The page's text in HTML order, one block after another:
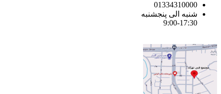
01334310000
شنبه الی پنجشنبه
9:00-17:30